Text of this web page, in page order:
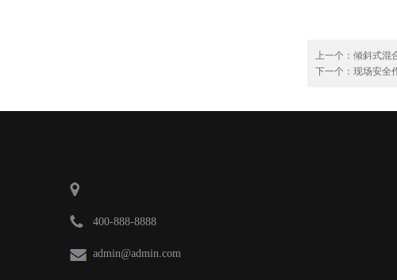
上一个： 倾斜式混
下一个： 现场安全
400-888-8888
admin@admin.com